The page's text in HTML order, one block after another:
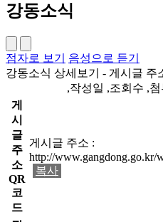
강동소식
점자로 보기
음성으로 듣기
강동소식 상세보기 - 게시글 주
,작성일 ,조회수 ,
게
시
글
주
소
QR
코
드
게시글 주소 :
http://www.gangdong.go.kr/
복사